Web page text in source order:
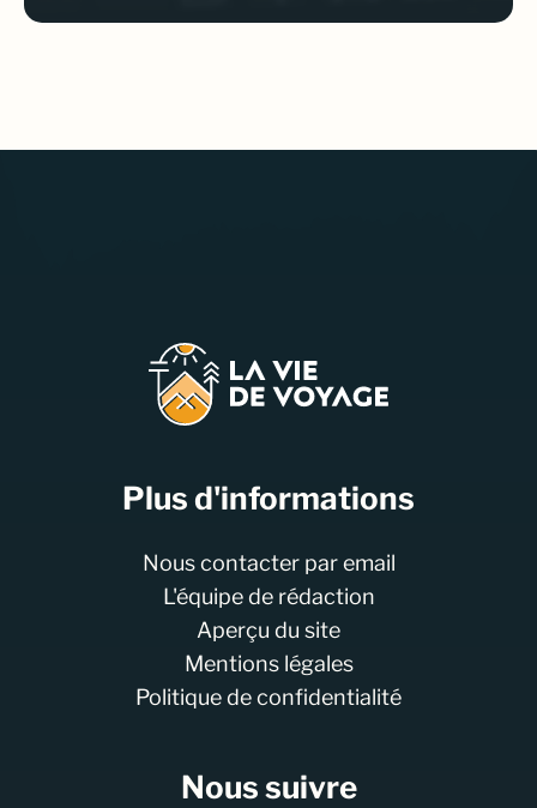
Plus d'informations
Nous contacter par email
L'équipe de rédaction
Aperçu du site
Mentions légales
Politique de confidentialité
Nous suivre